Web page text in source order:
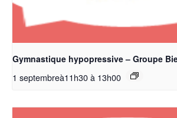
Gymnastique hypopressive – Groupe
1 septembreà11h30à 13h00